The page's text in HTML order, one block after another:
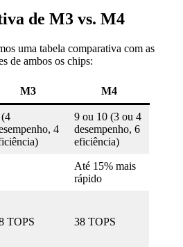
de M3 vs. M4
uma tabela comparativa com as
de ambos os chips:
M3 M4
4
9 ou 10 (3 ou 4
desempenho, 6
eficiência)
Até 15% mais
rápido
TOPS 38 TOPS